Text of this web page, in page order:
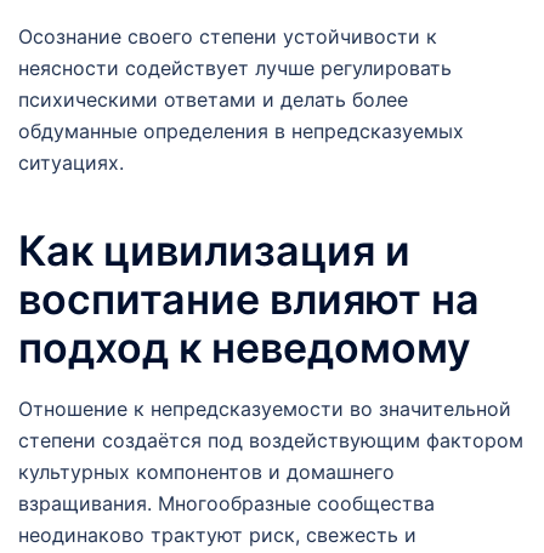
Осознание своего степени устойчивости к
неясности содействует лучше регулировать
психическими ответами и делать более
обдуманные определения в непредсказуемых
ситуациях.
Как цивилизация и
воспитание влияют на
подход к неведомому
Отношение к непредсказуемости во значительной
степени создаётся под воздействующим фактором
культурных компонентов и домашнего
взращивания. Многообразные сообщества
неодинаково трактуют риск, свежесть и